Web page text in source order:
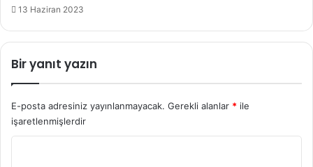
13 Haziran 2023
Bir yanıt yazın
E-posta adresiniz yayınlanmayacak. Gerekli alanlar * ile
işaretlenmişlerdir